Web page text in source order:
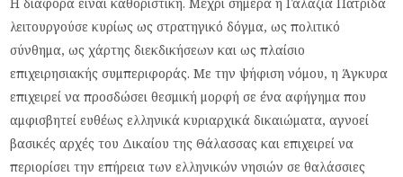
λειτουργούσε κυρίως ως στρατηγικό δόγμα, ως πολιτικό
σύνθημα, ως χάρτης διεκδικήσεων και ως πλαίσιο
επιχειρησιακής συμπεριφοράς. Με την ψήφιση νόμου, η Άγκυρα
επιχειρεί να προσδώσει θεσμική μορφή σε ένα αφήγημα που
αμφισβητεί ευθέως ελληνικά κυριαρχικά δικαιώματα, αγνοεί
βασικές αρχές του Δικαίου της Θάλασσας και επιχειρεί να
περιορίσει την επήρεια των ελληνικών νησιών σε θαλάσσιες